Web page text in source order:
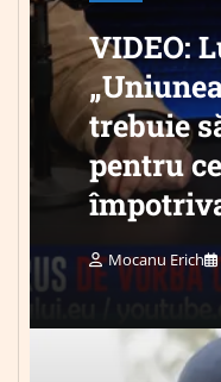
VIDEO:
trebuie
pentru
Mocanu Erich